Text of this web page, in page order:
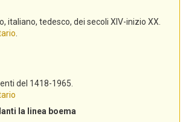
italiano, tedesco, dei secoli XIV-inizio XX.
del 1418-1965.
la linea boema